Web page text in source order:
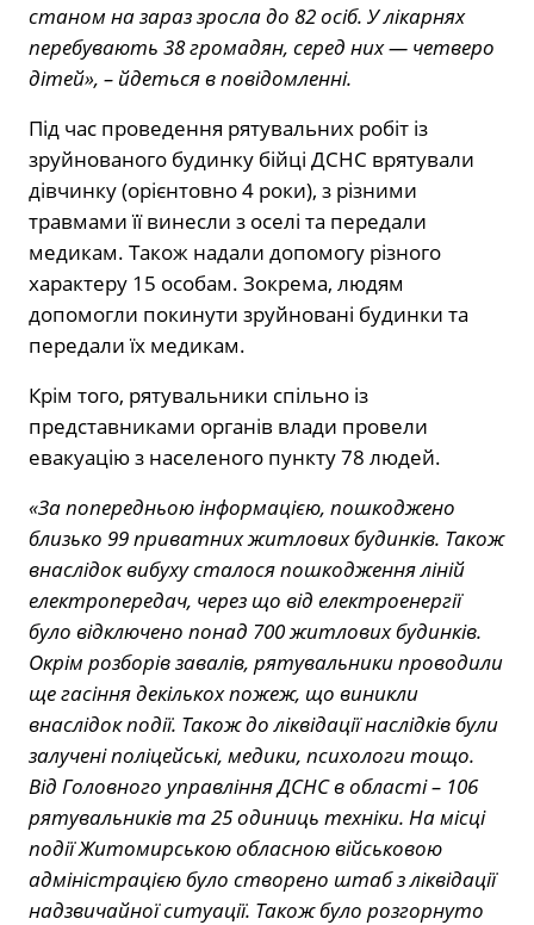
станом на зараз зросла до 82 осіб. У лікарнях
перебувають 38 громадян, серед них — четверо
дітей», – йдеться в повідомленні.
Під час проведення рятувальних робіт із
зруйнованого будинку бійці ДСНС врятували
дівчинку (орієнтовно 4 роки), з різними
травмами її винесли з оселі та передали
медикам. Також надали допомогу різного
характеру 15 особам. Зокрема, людям
допомогли покинути зруйновані будинки та
передали їх медикам.
Крім того, рятувальники спільно із
представниками органів влади провели
евакуацію з населеного пункту 78 людей.
«За попередньою інформацією, пошкоджено
близько 99 приватних житлових будинків. Також
внаслідок вибуху сталося пошкодження ліній
електропередач, через що від електроенергії
було відключено понад 700 житлових будинків.
Окрім розборів завалів, рятувальники проводили
ще гасіння декількох пожеж, що виникли
внаслідок події. Також до ліквідації наслідків були
залучені поліцейські, медики, психологи тощо.
Від Головного управління ДСНС в області – 106
рятувальників та 25 одиниць техніки. На місці
події Житомирською обласною військовою
адміністрацією було створено штаб з ліквідації
надзвичайної ситуації. Також було розгорнуто